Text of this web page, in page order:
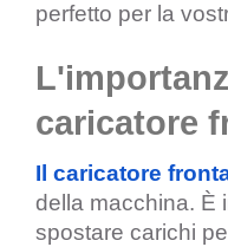
perfetto per la
caricatore
Il caricatore
della macchina. È
spostare carichi